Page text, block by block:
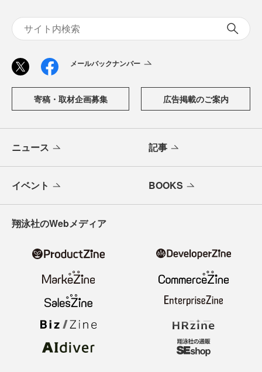
メールバックナンバー
寄稿・取材企画募集 広告掲載のご案内
ニュース 記事
イベント BOOKS
翔泳社のWebメディア